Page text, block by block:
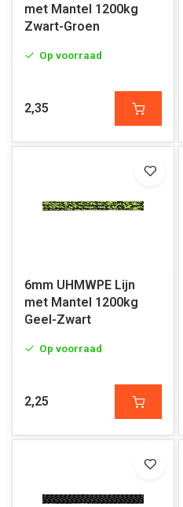
met Mantel 1200kg
Zwart-Groen
Op voorraad
2,35
6mm UHMWPE Lijn
met Mantel 1200kg
Geel-Zwart
Op voorraad
2,25